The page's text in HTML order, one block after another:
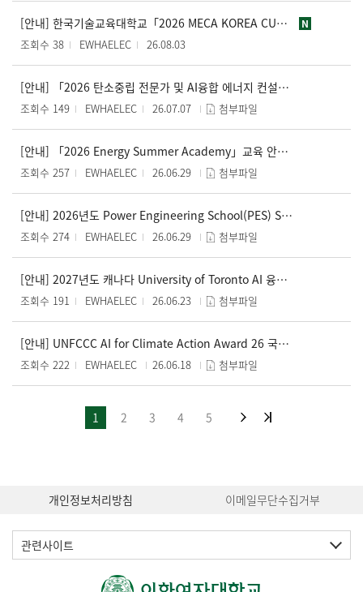
[안내] 한국기술교육대학교「2026 MECA KOREA CUP」개최 안내 N
조회수 38 EWHAELEC 26.08.03
[안내] 「2026 탄소중립 전문가 및 AI융합 에너지 컨설턴트 과정」 참가 안내
조회수 149 EWHAELEC 26.07.07 첨부파일
[안내] 「2026 Energy Summer Academy」교육 안내 및 교육생 모집 안내
조회수 257 EWHAELEC 26.06.29 첨부파일
[안내] 2026년도 Power Engineering School(PES) Summer Camp(34기) 참가 대학생 모집
조회수 274 EWHAELEC 26.06.29 첨부파일
[안내] 2027년도 캐나다 University of Toronto AI 융합 교육프로그램 파견교육생 모집 공고 (~8/2)
조회수 191 EWHAELEC 26.06.23 첨부파일
[안내] UNFCCC AI for Climate Action Award 26 국제 공모전
조회수 222 EWHAELEC 26.06.18 첨부파일
1 2 3 4 5
개인정보처리방침 이메일무단수집거부
관련사이트